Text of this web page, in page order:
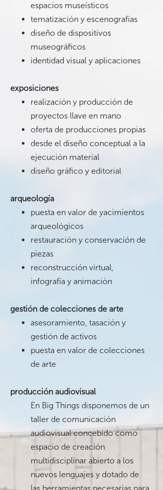
espacios museísticos
tematización y escenografías
diseño de dispositivos
museográficos
identidad visual y aplicaciones
exposiciones
realización y producción de
proyectos llave en mano
oferta de producciones propias
desde el diseño conceptual a la
ejecución material
diseño gráfico y editorial
arqueología
puesta en valor de yacimientos
arqueológicos
restauración y conservación de
piezas
reconstrucción virtual,
infografía y animación
gestión de colecciones de arte
asesoramiento, tasación y
gestión de activos
puesta en valor de colecciones
de arte
producción audiovisual
En Big Things disponemos de un
taller de comunicación
audiovisual concebido como
espacio de creación
multidisciplinar abierto a los
nuevos lenguajes y dotado de